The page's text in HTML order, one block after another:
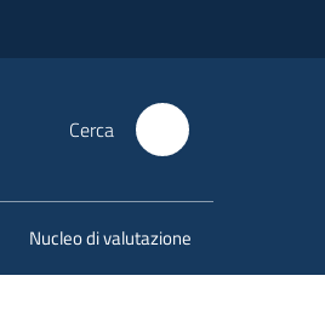
Cerca
Nucleo di valutazione